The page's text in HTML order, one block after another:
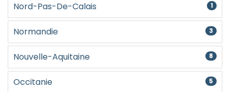
Nord-Pas-De-Calais 1
Normandie 3
Nouvelle-Aquitaine 8
Occitanie 5